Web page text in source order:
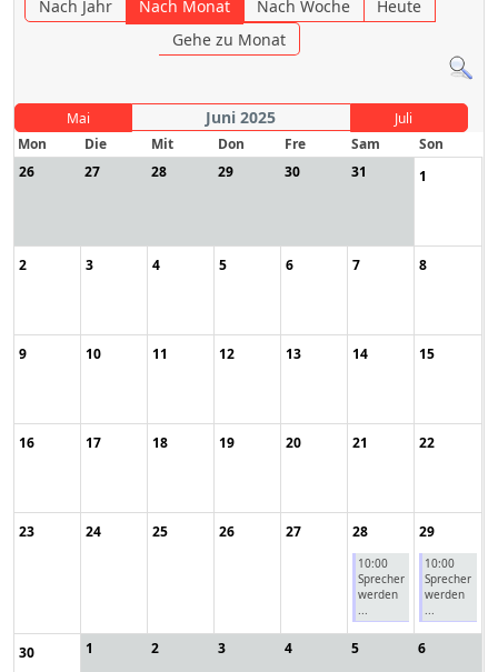
Nach Jahr Nach Monat Nach Woche
Heute
Gehe zu Monat
Mai Juni 2025
Juli
Mon
Die Mit Don Fre Sam
Son
26
27 28 29 30 31 1
2 3 4 5 6 7 8
9 10 11 12 13 14 15
16 17 18 19 20 21 22
23 24 25 26 27 28
10:00
Sprecher
werden
...
29
10:00
Sprecher
werden
...
30 1 2 3 4 5 6